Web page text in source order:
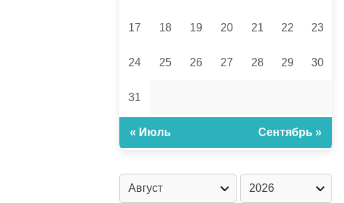
17 18 19 20 21 22 23
24 25 26 27 28 29 30
31
« Июль Сентябрь »